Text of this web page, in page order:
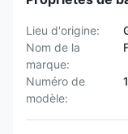
Lieu d'origine:
Nom de la
marque:
Numéro de
modèle: